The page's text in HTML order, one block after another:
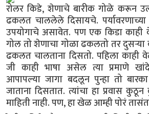
रोलर किडे, शेणाचे बारीक गोळे करून
ढकलत चाललेले दिसायचे.
उपयोगाचे असावेत. पण एक किडा
गोल तो शेणाचा गोळा ढकलतो तर
ढकलत चालताना दिसतो. पहिला काही
जी काही भाषा असेल त्या प्रमाणे
आपापल्या जागा बदलून पुन्हा तो
जाताना दिसतात. त्यांचा हा प्रवास
माहिती नाही. पण, हा खेळ आम्ही पोरं